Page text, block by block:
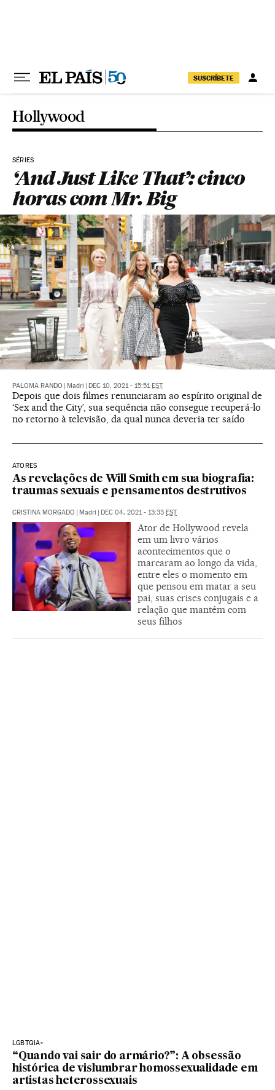
SUSCRÍBETE
Hollywood
SÉRIES
‘And Just Like That’: cinco
horas com Mr. Big
PALOMA RANDO Madri DEC 10, 2021 - 15:51 EST
Depois que dois filmes renunciaram ao espírito original de
‘Sex and the City’, sua sequência não consegue recuperá-lo
no retorno à televisão, da qual nunca deveria ter saído
ATORES
As revelações de Will Smith em sua biografia:
traumas sexuais e pensamentos destrutivos
CRISTINA MORGADO Madri DEC 04, 2021 - 13:33 EST
Ator de Hollywood revela
em um livro vários
acontecimentos que o
marcaram ao longo da vida,
entre eles o momento em
que pensou em matar a seu
pai, suas crises conjugais e a
relação que mantém com
seus filhos
LGBTQIA+
“Quando vai sair do armário?”: A obsessão
histórica de vislumbrar homossexualidade em
artistas heterossexuais